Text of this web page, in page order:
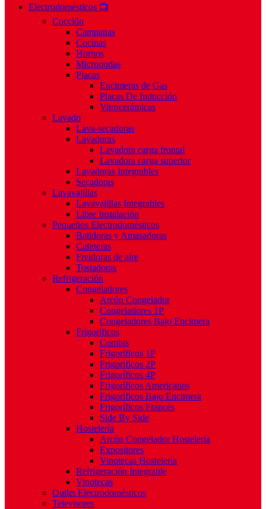
Electrodomésticos 📺
Cocción
Campanas
Cocinas
Hornos
Microondas
Placas
Encimeras de Gas
Placas De Inducción
Vitrocerámicas
Lavado
Lava-secadoras
Lavadoras
Lavadora carga frontal
Lavadora carga superior
Lavadoras Integrables
Secadoras
Lavavajillas
Lavavajillas Integrables
Libre Instalación
Pequeños Electrodomésticos
Batidoras y Amasadoras
Cafeteras
Freidoras de aire
Tostadoras
Refrigeración
Congeladores
Arcón Congelador
Congeladores 1P
Congeladores Bajo Encimera
Frigoríficos
Combis
Frigoríficos 1P
Frigoríficos 2P
Frigoríficos 4P
Frigoríficos Americanos
Frigoríficos Bajo Encimera
Frigoríficos Francés
Side By Side
Hostelería
Arcón Congelador Hostelería
Expositores
Vinotecas Hostelería
Refrigeración Integrable
Vinotecas
Outlet Electrodomésticos
Televisores